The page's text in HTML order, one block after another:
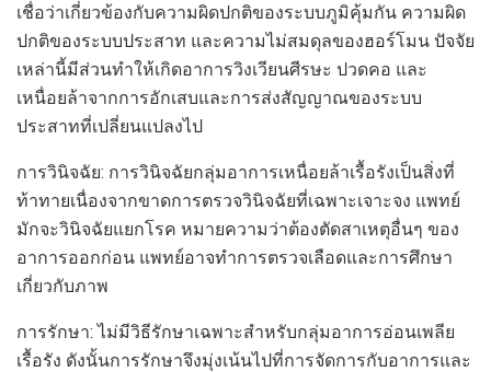
เชื่อว่าเกี่ยวข้องกับความผิดปกติของระบบภูมิคุ้มกัน ความผิด
ปกติของระบบประสาท และความไม่สมดุลของฮอร์โมน ปัจจัย
เหล่านี้มีส่วนทำให้เกิดอาการวิงเวียนศีรษะ ปวดคอ และ
เหนื่อยล้าจากการอักเสบและการส่งสัญญาณของระบบ
ประสาทที่เปลี่ยนแปลงไป
การวินิจฉัย: การวินิจฉัยกลุ่มอาการเหนื่อยล้าเรื้อรังเป็นสิ่งที่
ท้าทายเนื่องจากขาดการตรวจวินิจฉัยที่เฉพาะเจาะจง แพทย์
มักจะวินิจฉัยแยกโรค หมายความว่าต้องตัดสาเหตุอื่นๆ ของ
อาการออกก่อน แพทย์อาจทำการตรวจเลือดและการศึกษา
เกี่ยวกับภาพ
การรักษา: ไม่มีวิธีรักษาเฉพาะสำหรับกลุ่มอาการอ่อนเพลีย
เรื้อรัง ดังนั้นการรักษาจึงมุ่งเน้นไปที่การจัดการกับอาการและ